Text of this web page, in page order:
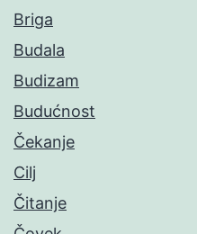
Briga
Budala
Budizam
Budućnost
Čekanje
Cilj
Čitanje